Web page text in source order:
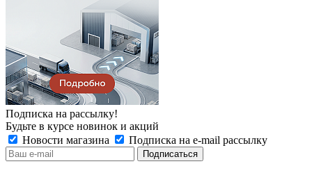
Подписка на рассылку!
Будьте в курсе новинок и акций
Новости магазина
Подписка на e-mail рассылку